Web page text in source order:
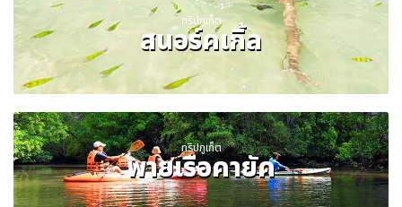
ทริปภูเก็ต
สนอร์คเกิ้ล
ทริปภูเก็ต
พายเรือคายัค